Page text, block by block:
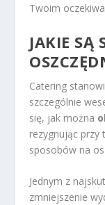
Twoim
JAKIE SĄ
Catering
szczególnie
się, jak można
rezygnując przy
sposobów na
Jednym z
zmniejszenie